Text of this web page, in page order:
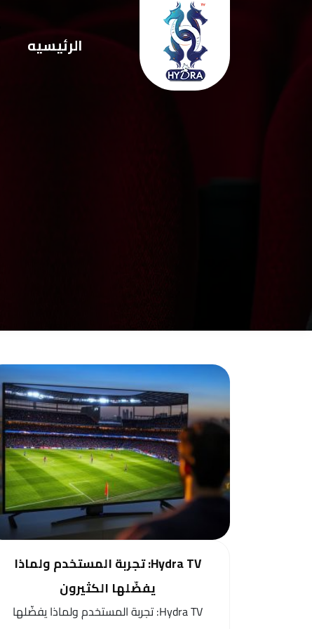
الرئيسيه
Hydra TV: تجربة المستخدم ولماذا
يفضّلها الكثيرون
Hydra TV: تجربة المستخدم ولماذا يفضّلها